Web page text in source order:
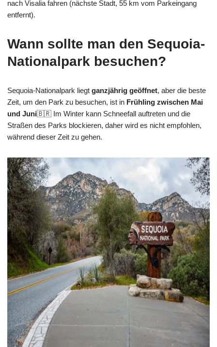
nach Visalia fahren (nächste Stadt, 55 km vom Parkeingang
entfernt).
Wann sollte man den Sequoia-
Nationalpark besuchen?
Sequoia-Nationalpark liegt ganzjährig geöffnet, aber die beste
Zeit, um den Park zu besuchen, ist in Frühling zwischen Mai
und Juni🇧🇷 Im Winter kann Schneefall auftreten und die
Straßen des Parks blockieren, daher wird es nicht empfohlen,
während dieser Zeit zu gehen.